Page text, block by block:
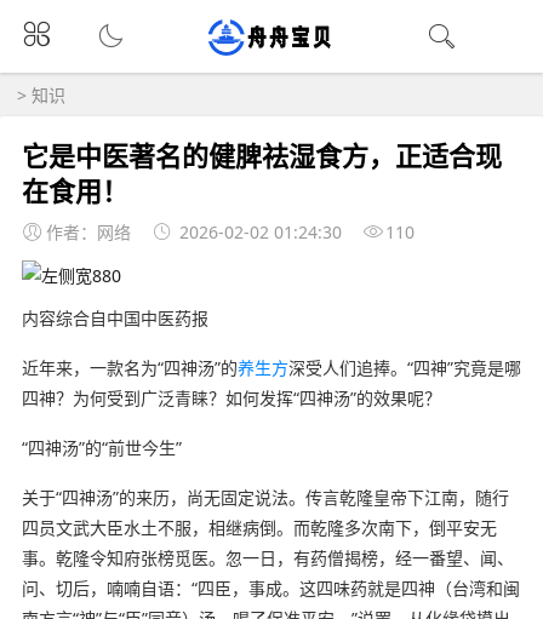
> 知识
它是中医著名的健脾祛湿食方，正适合现
在食用！
作者：网络 2026-02-02 01:24:30 110
内容综合自中国中医药报
近年来，一款名为“四神汤”的养生方深受人们追捧。“四神”究竟是哪
四神？为何受到广泛青睐？如何发挥“四神汤”的效果呢？
“四神汤”的“前世今生”
关于“四神汤”的来历，尚无固定说法。传言乾隆皇帝下江南，随行
四员文武大臣水土不服，相继病倒。而乾隆多次南下，倒平安无
事。乾隆令知府张榜觅医。忽一日，有药僧揭榜，经一番望、闻、
问、切后，喃喃自语：“四臣，事成。这四味药就是四神（台湾和闽